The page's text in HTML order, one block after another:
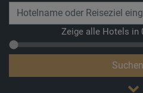
Zeige alle Hotels in
Suchen